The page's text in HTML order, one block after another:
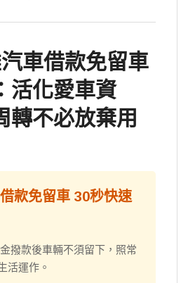
車借款免留車
活化愛車資
轉不必放棄用
款免留車 30秒快速
撥款後車輛不須留下，照常
活運作。